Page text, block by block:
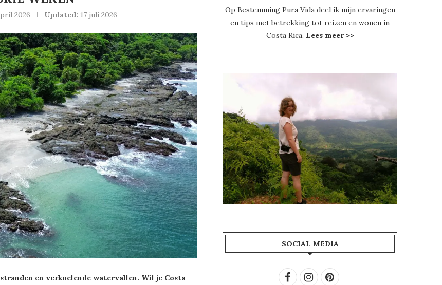
2026 Updated: 17 juli 2026
en verkoelende watervallen. Wil je Costa
Op Bestemming Pura Vida deel ik mijn ervaringen
en tips met betrekking tot reizen en wonen in
Costa Rica. Lees meer >>
SOCIAL MEDIA